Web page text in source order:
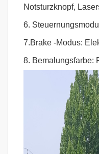
Notsturzknopf,
6.
7.Brake -Modus:
8. Bemalungsfarbe: